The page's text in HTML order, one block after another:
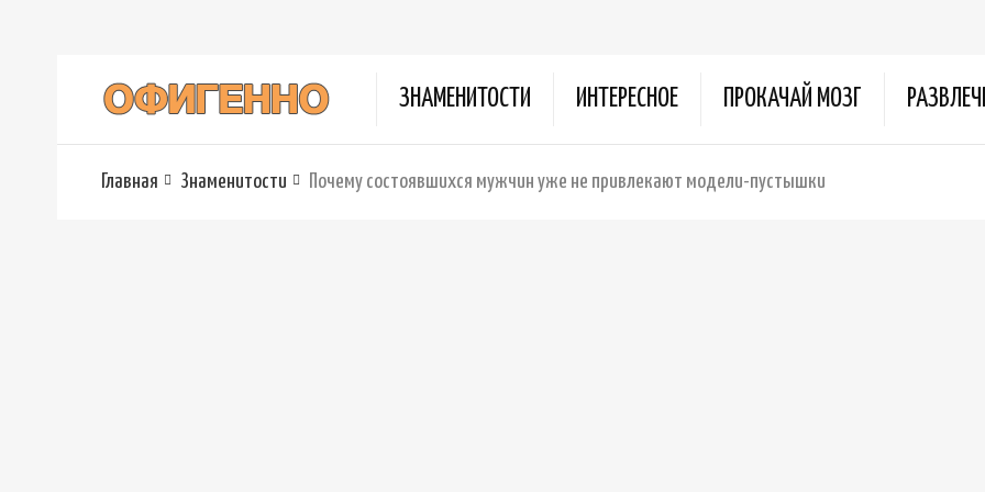
ЗНАМЕНИТОСТИ ИНТЕРЕСНОЕ ПРОКАЧАЙ МОЗГ
Главная Знаменитости Почему состоявшихся мужчин уже не привлекают модели-пустышки